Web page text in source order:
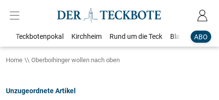
ABO
Teckbotenpokal Kirchheim Rund um die Teck Blaulicht
Home Oberboihinger wollen nach oben
Unzugeordnete Artikel